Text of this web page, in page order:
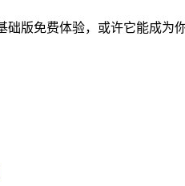
版免费体验，或许它能成为